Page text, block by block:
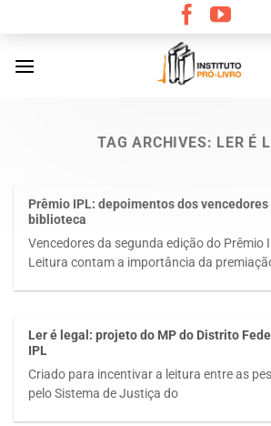
content
TAG ARCHIVES: LER É
Prêmio IPL: depoimentos dos
biblioteca
Vencedores da segunda edição do Prêmio
Leitura contam a importância da
Ler é legal: projeto do MP do Distrito
IPL
Criado para incentivar a leitura entre as
pelo Sistema de Justiça do